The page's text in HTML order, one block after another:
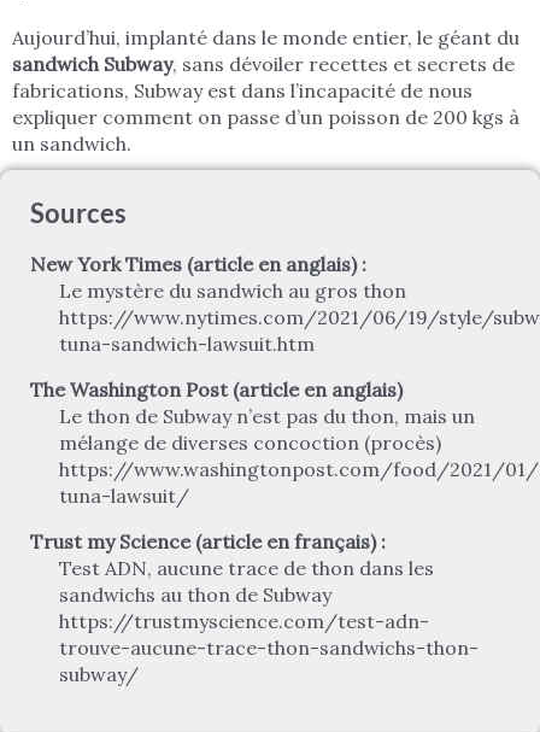
Aujourd’hui, implanté dans le monde entier, le géant du
sandwich Subway, sans dévoiler recettes et secrets de
fabrications, Subway est dans l’incapacité de nous
expliquer comment on passe d’un poisson de 200 kgs à
un sandwich.
Sources
New York Times (article en anglais) :
Le mystère du sandwich au gros thon
https://www.nytimes.com/2021/06/19/style/
tuna-sandwich-lawsuit.htm
The Washington Post (article en anglais)
Le thon de Subway n’est pas du thon, mais un
mélange de diverses concoction (procès)
https://www.washingtonpost.com/food/2021/01/
tuna-lawsuit/
Trust my Science (article en français) :
Test ADN, aucune trace de thon dans les
sandwichs au thon de Subway
https://trustmyscience.com/test-adn-
trouve-aucune-trace-thon-sandwichs-thon-
subway/